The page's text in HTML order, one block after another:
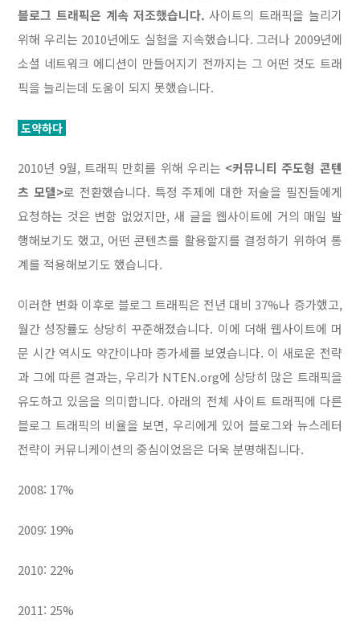
블로그 트래픽은 계속 저조했습니다.사이트의 트래픽을 늘리기
위해 우리는 2010년에도 실험을 지속했습니다. 그러나 2009년에
소셜 네트워크 에디션이 만들어지기 전까지는 그 어떤 것도 트래
픽을 늘리는데 도움이 되지 못했습니다.
도약하다
2010년 9월, 트래픽 만회를 위해 우리는 <커뮤니티 주도형 콘텐
츠 모델>로 전환했습니다. 특정 주제에 대한 저술을 필진들에게
요청하는 것은 변함 없었지만, 새 글을 웹사이트에 거의 매일 발
행해보기도 했고, 어떤 콘텐츠를 활용할지를 결정하기 위하여 통
계를 적용해보기도 했습니다.
이러한 변화 이후로 블로그 트래픽은 전년 대비 37%나 증가했고,
월간 성장률도 상당히 꾸준해졌습니다. 이에 더해 웹사이트에 머
문 시간 역시도 약간이나마 증가세를 보였습니다. 이 새로운 전략
과 그에 따른 결과는, 우리가 NTEN.org에 상당히 많은 트래픽을
유도하고 있음을 의미합니다. 아래의 전체 사이트 트래픽에 다른
블로그 트래픽의 비율을 보면, 우리에게 있어 블로그와 뉴스레터
전략이 커뮤니케이션의 중심이었음은 더욱 분명해집니다.
2008: 17%
2009: 19%
2010: 22%
2011: 25%